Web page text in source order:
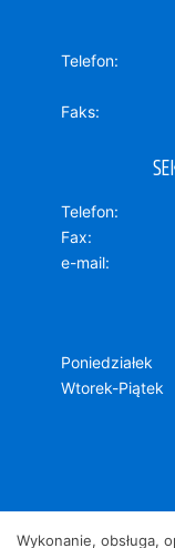
Telefon
Faks
Telefon
Fax
e-mail
Poniedziałek
Wtorek-Piątek
Wykonanie, obsługa,